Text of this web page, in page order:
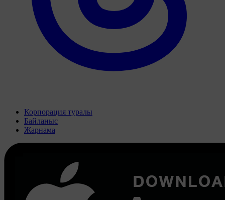
Корпорация туралы
Байланыс
Жарнама